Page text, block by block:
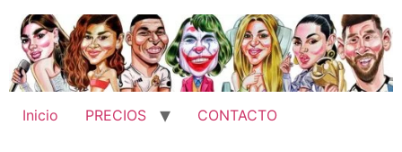
contenido
Inicio PRECIOS CONTACTO